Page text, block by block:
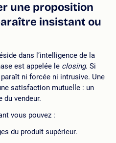
une proposition
insistant ou
dans l’intelligence de la
est appelée le closing. Si
ni forcée ni intrusive. Une
satisfaction mutuelle : un
du vendeur.
vous pouvez :
du produit supérieur.